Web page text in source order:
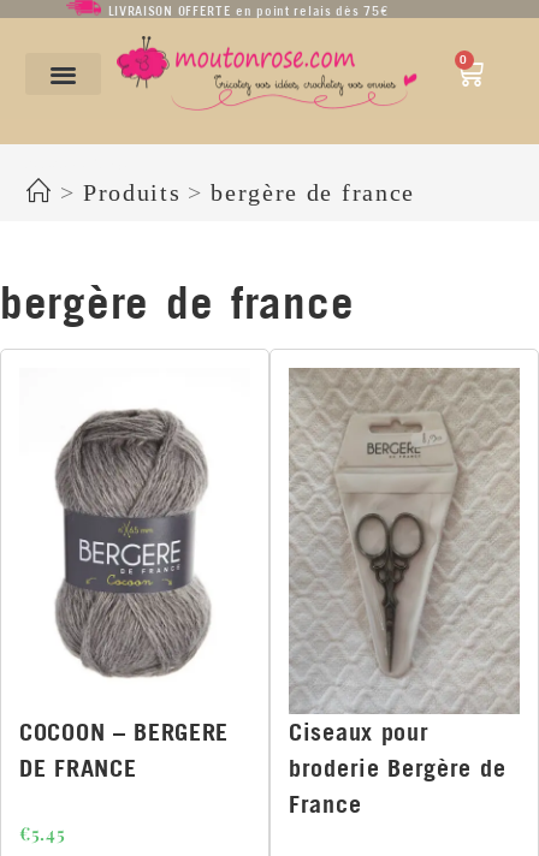
LIVRAISON OFFERTE en point relais dès 75€
0
> Produits > bergère de france
bergère de france
COCOON – BERGERE
DE FRANCE
€5.45
Ciseaux pour
broderie Bergère de
France